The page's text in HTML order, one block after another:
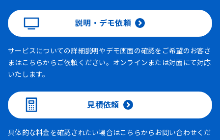
説明・デモ依頼
サービスについての詳細説明やデモ画面の確認をご希望のお客さ
まはこちらからご依頼ください。オンラインまたは対面にて対応
いたします。
見積依頼
具体的な料金を確認されたい場合はこちらからお問い合わせくだ